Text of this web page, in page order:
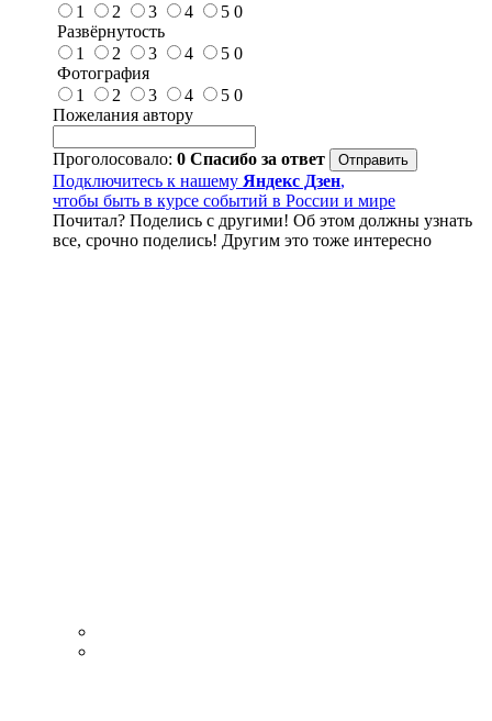
1
2 3 4 5 0
Развёрнутость
1
2 3 4 5 0
Фотография
1
2 3 4 5 0
Пожелания автору
Проголосовало: 0 Спасибо за ответ
Подключитесь к нашему Яндекс Дзен,
чтобы быть в курсе событий в России и мире
Почитал? Поделись с другими! Об этом должны узнать
все, срочно поделись! Другим это тоже интересно